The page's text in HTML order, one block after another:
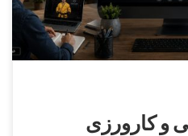
و کارورزی